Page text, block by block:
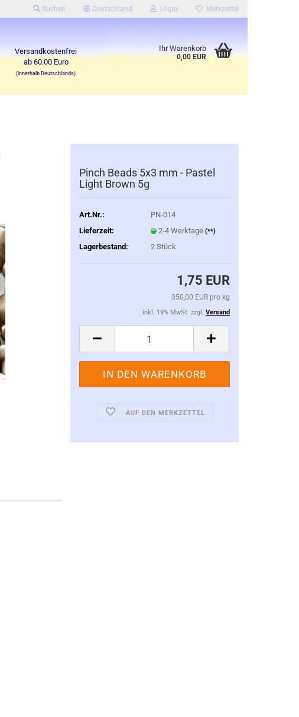
Suchen Deutschland Login Merkzettel
Versandkostenfrei
ab 60.00 Euro
(innerhalb Deutschlands)
Ihr Warenkorb
0,00 EUR
Pinch Beads 5x3 mm - Pastel
Light Brown 5g
Art.Nr.:
PN-014
Lieferzeit:
2-4 Werktage(**)
Lagerbestand: 2Stück
1,75 EUR
350,00 EUR pro kg
inkl. 19% MwSt. zzgl. Versand
AUF DEN MERKZETTEL